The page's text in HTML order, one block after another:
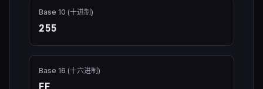
Base 10 (十进制)
255
Base 16 (十六进制)